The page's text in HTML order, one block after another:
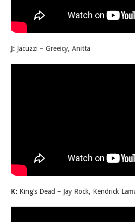
J: Jacuzzi – Greeicy, Anitta
K: King’s Dead – Jay Rock, Kendrick